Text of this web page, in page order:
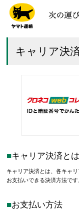
キャリア決
キャリア決済とは
キャリア決済とは、各キャ
お支払いできる決済方法です
お支払い方法